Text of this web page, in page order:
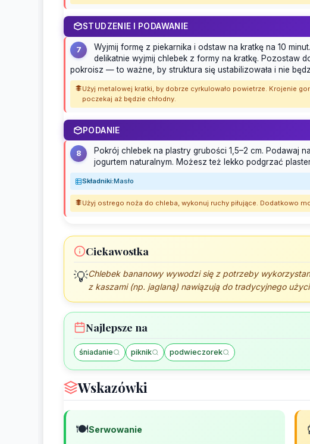
STUDZENIE I PODAWANIE
7
Wyjmij formę z piekarnika i odstaw na kratkę na 10
delikatnie wyjmij chlebek z formy na kratkę. Pozostaw
pokroisz — to ważne, by struktura się ustabilizowała i nie
Użyj metalowej kratki, by dobrze cyrkulowało powietrze. Krojenie
poczekaj aż będzie chłodny.
PODANIE
8
Pokrój chlebek na plastry grubości 1,5–2 cm. Podawaj
jogurtem naturalnym. Możesz też lekko podgrzać
Składniki:Masło
Użyj ostrego noża do chleba, wykonuj ruchy piłujące. Dodatkowo
Ciekawostka
💡Chlebek bananowy wywodzi się z potrzeby
z kaszami (np. jaglaną) nawiązują do tradycyjnego
Najlepsze na
śniadanie piknik podwieczorek
Wskazówki
🍽️Serwowanie